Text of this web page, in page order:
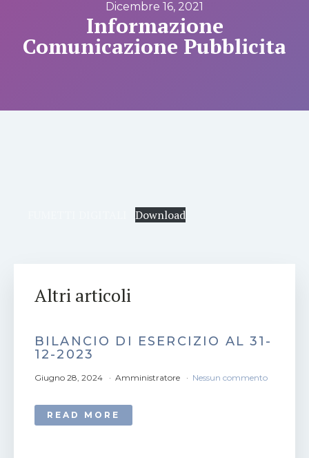
Dicembre 16, 2021
Informazione
Comunicazione Pubblicita
Download
Altri articoli
BILANCIO DI ESERCIZIO AL 31-
12-2023
Giugno 28, 2024 Amministratore Nessun commento
READ MORE